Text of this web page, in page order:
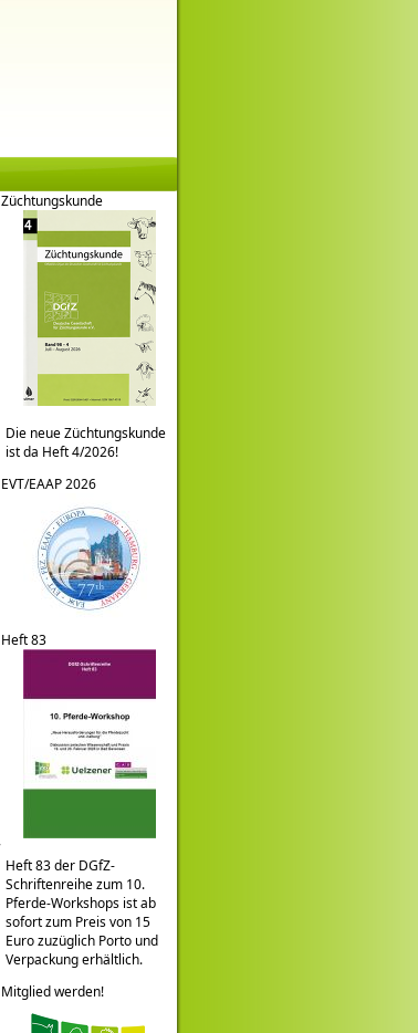
Züchtungskunde
Die neue Züchtungskunde
ist da Heft 4/2026!
EVT/EAAP 2026
Heft 83
Heft 83 der DGfZ-
Schriftenreihe zum 10.
Pferde-Workshops ist ab
sofort zum Preis von 15
Euro zuzüglich Porto und
Verpackung erhältlich.
Mitglied werden!